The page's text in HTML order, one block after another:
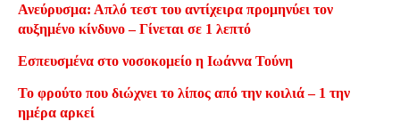
Ανεύρυσμα: Απλό τεστ του αντίχειρα προμηνύει τον
αυξημένο κίνδυνο – Γίνεται σε 1 λεπτό
Εσπευσμένα στο νοσοκομείο η Ιωάννα Τούνη
Το φρούτο που διώχνει το λίπος από την κοιλιά – 1 την
ημέρα αρκεί